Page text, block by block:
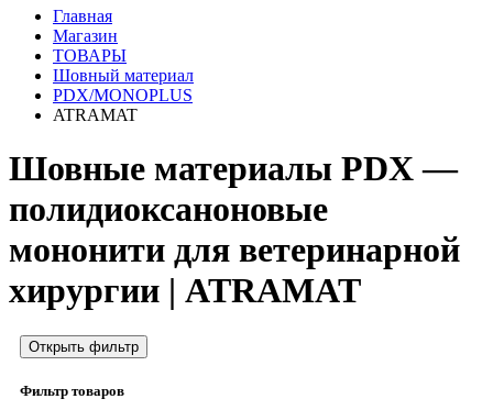
Главная
Магазин
ТОВАРЫ
Шовный материал
PDX/MONOPLUS
ATRAMAT
Шовные материалы PDX —
полидиоксаноновые
мононити для ветеринарной
хирургии | ATRAMAT
Открыть фильтр
Фильтр товаров